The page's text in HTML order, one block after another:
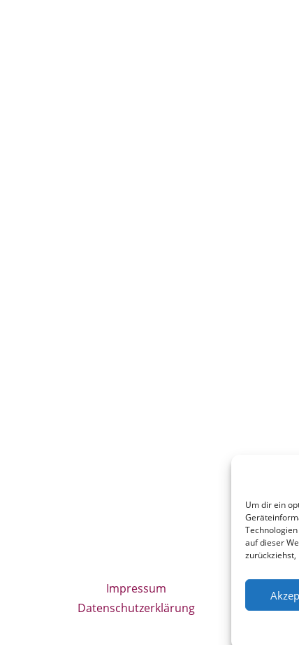
Um dir ein
auf dieser
Impressum
Datenschutzerklärung